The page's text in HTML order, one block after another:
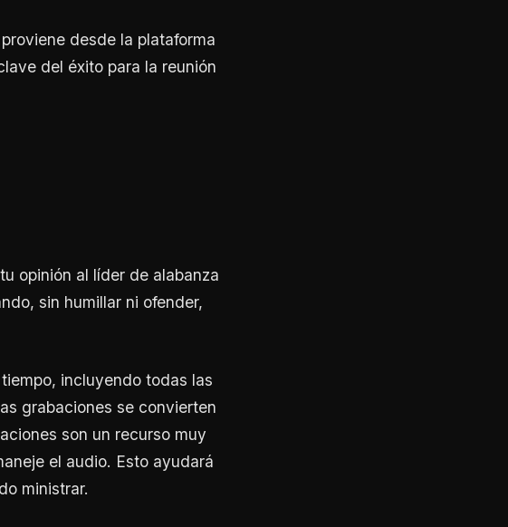
desde la plataforma
del éxito para la reunión
opinión al líder de alabanza
sin humillar ni ofender,
incluyendo todas las
grabaciones se convierten
son un recurso muy
el audio. Esto ayudará
ministrar.